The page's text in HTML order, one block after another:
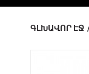
ԳԼԽԱՎՈՐ ԷՋ